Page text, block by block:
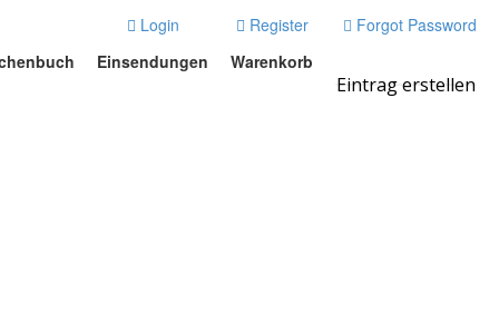
Login Register
Forgot Password
Einsendungen Warenkorb
Eintrag erstellen